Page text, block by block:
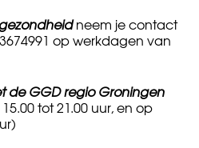
neem je contact
op werkdagen van
de GGD regio Groningen
tot 21.00 uur, en op